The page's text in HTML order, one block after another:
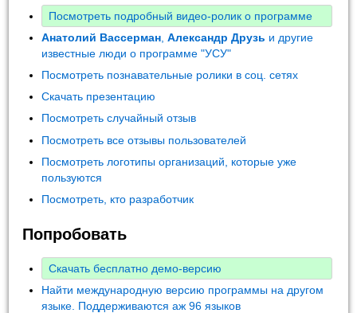
Посмотреть подробный видео-ролик о программе
Анатолий Вассерман ,Александр Друзь и другие
известные люди о программе "УСУ"
Посмотреть познавательные ролики в соц. сетях
Скачать презентацию
Посмотреть случайный отзыв
Посмотреть все отзывы пользователей
Посмотреть логотипы организаций, которые уже
пользуются
Посмотреть, кто разработчик
Попробовать
Скачать бесплатно демо-версию
Найти международную версию программы на другом
языке. Поддерживаются аж 96 языков